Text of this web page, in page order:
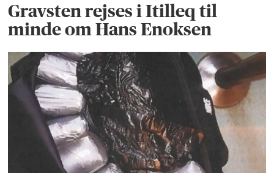
Gravsten rejses i Itilleq til
minde om Hans Enoksen